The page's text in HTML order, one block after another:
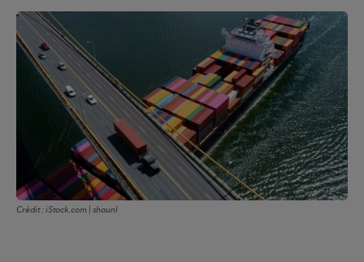
Crédit :iStock.com | shaunl